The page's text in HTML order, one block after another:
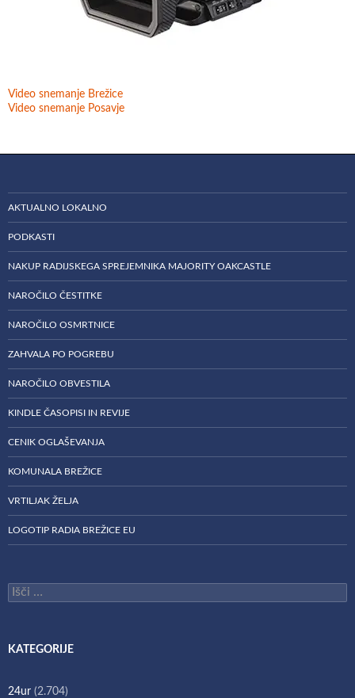
Video snemanje Brežice
Video snemanje Posavje
AKTUALNO LOKALNO
PODKASTI
NAKUP RADIJSKEGA SPREJEMNIKA MAJORITY OAKCASTLE
NAROČILO ČESTITKE
NAROČILO OSMRTNICE
ZAHVALA PO POGREBU
NAROČILO OBVESTILA
KINDLE ČASOPISI IN REVIJE
CENIK OGLAŠEVANJA
KOMUNALA BREŽICE
VRTILJAK ŽELJA
LOGOTIP RADIA BREŽICE EU
Išči:
KATEGORIJE
24ur (2.704)